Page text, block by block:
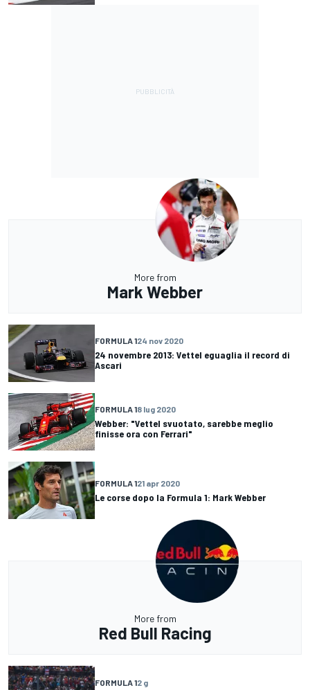
More from
Mark Webber
FORMULA 124 nov 2020
24 novembre 2013: Vettel eguaglia il record di
Ascari
FORMULA 18 lug 2020
Webber: "Vettel svuotato, sarebbe meglio
finisse ora con Ferrari"
FORMULA 121 apr 2020
Le corse dopo la Formula 1: Mark Webber
More from
Red Bull Racing
FORMULA 12 g